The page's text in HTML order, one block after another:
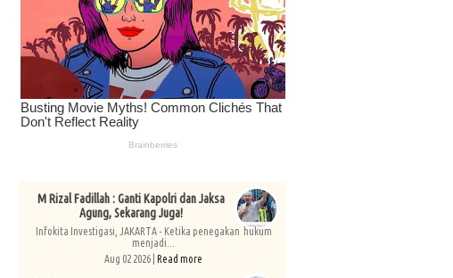
M Rizal Fadillah : Ganti Kapolri dan Jaksa
Agung, Sekarang Juga!
Infokita Investigasi, JAKARTA - Ketika penegakan hukum
menjadi...
Aug 02 2026 | Read more